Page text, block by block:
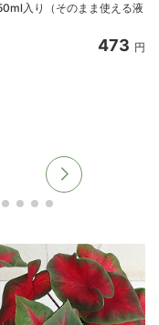
入り（そのまま使える液
473 円